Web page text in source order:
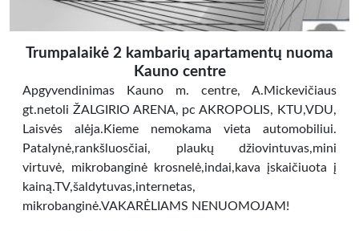
Trumpalaikė 2 kambarių apartamentų nuoma
Kauno centre
Apgyvendinimas Kauno m. centre, A.Mickevičiaus
gt.netoli ŽALGIRIO ARENA, pc AKROPOLIS, KTU,VDU,
Laisvės alėja.Kieme nemokama vieta automobiliui.
Patalynė,rankšluosčiai, plaukų džiovintuvas,mini
virtuvė, mikrobanginė krosnelė,indai,kava įskaičiuota į
kainą.TV,šaldytuvas,internetas,
mikrobanginė.VAKARĖLIAMS NENUOMOJAM!